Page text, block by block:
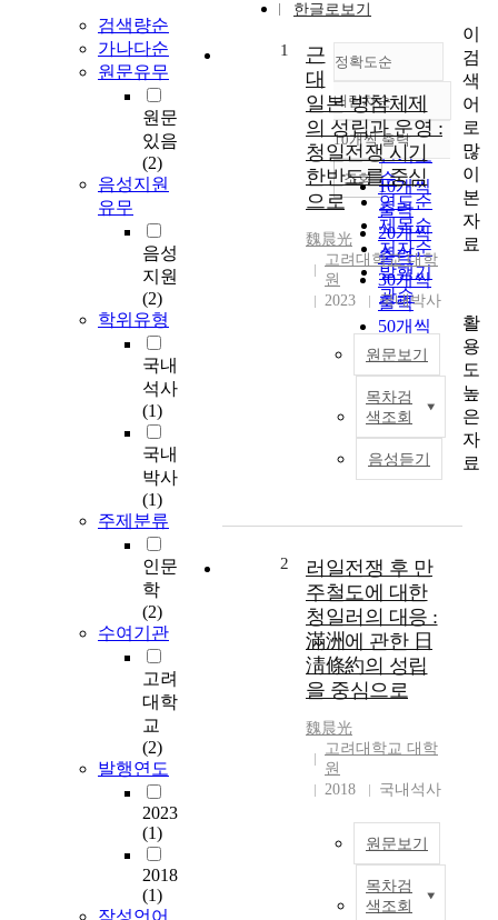
검색량순
가나다순
원문유무
원문
있음
(2)
음성지원
유무
음성
지원
(2)
학위유형
국내
석사
(1)
국내
박사
(1)
주제분류
인문
학
(2)
수여기관
고려
대학
교
(2)
발행연도
2023
(1)
2018
(1)
한글로보기
정확도순
정확도
순
인기도
순
연도순
제목순
저자순
발행기
관순
내림차순
내림차순
10개씩 출력
10개씩
출력
20개씩
출력
30개씩
출력
50개씩
출력
100개씩
출력
조회
1
근
대
일본 병참체제
의 성립과 운영 :
청일전쟁 시기
한반도를 중심
으로
魏晨光
고려대학교 대학
원
2023
국내박사
원문보기
목차검
색조회
음성듣기
2
러일전쟁 후 만
주철도에 대한
청일러의 대응 :
滿洲에 관한 日
淸條約의 성립
을 중심으로
魏晨光
고려대학교 대학
원
2018
국내석사
원문보기
목차검
색조회
이
검
색
어
로
많
이
본
자
료
활
용
도
높
은
자
료